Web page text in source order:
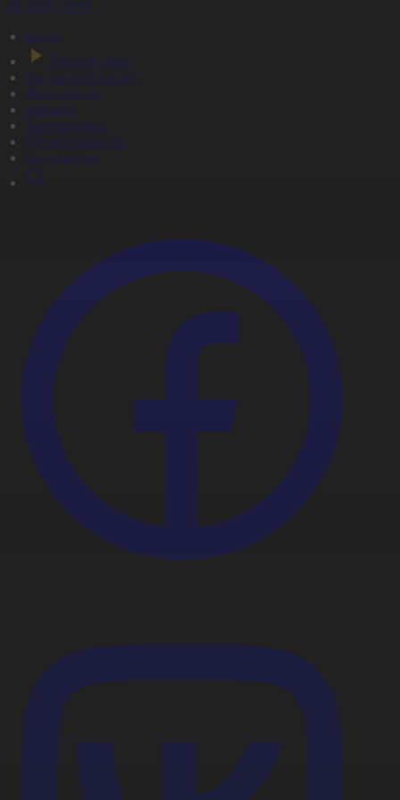
20:01
Басты
Тікелей эфир
Бағдарлама кестесі
Жаңалықтар
Жобалар
Телехикаялар
Мультсериалдар
Видеоархив